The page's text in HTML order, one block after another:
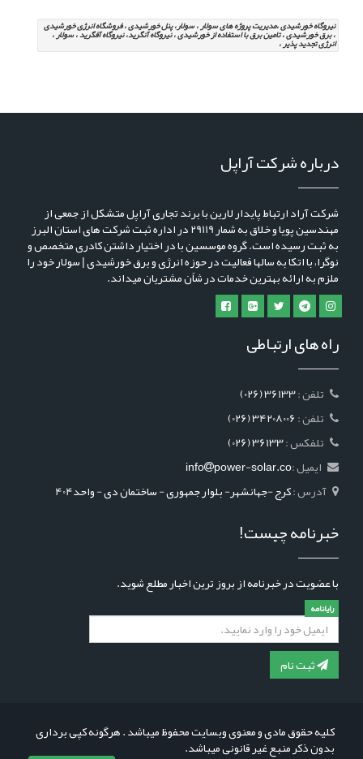
نیروگاه خورشیدی ،مدیریت پروژه های سولار ، سولار، پنل خورشیدی ، فروشگاه انرژِی خورشیدی
، برق خورشیدی ، تامین برق با استفاده از خورشیدی ، نیروگاه آنگرید، نیروگاه آفگرید ، سولار ،
انرژی تجدید پذیر ،
درباره شرکت آراپل
شرکت آراد ارتباط پایدار لارین با برند تجاری آراپل متشکل از جمعی از
مهندسین پویا و خلاق به شمار 29119 در اداره ثبت شرکت های استان البرز
به ثبت رسیده است. گروه موسسین با در اختیار داشتن کادری متخصص و
نوگرا، با اتکا به سالها فعالیت در حوزه انرژی و برق خورشیدی | سولار خود را
ملزم به ارائه بهترین خدمات در شاًن مشتریان میداند.
راه های ارتباطی
(026) 36133
(026) 34208006
(026) 36133
ایمیل :
info power-solar.co
آدرس :کرج -جهانشهر- بلوار جمهوری - ساختمان دی - واحد404
خبرنامه چیست!
با عضویت در خبرنامه از بروز ترین اخبار مطلع شوید.
رایانامه
ثبت نام
کلیه حقوق مادی و معنوی وبسایت محفوظ میباشد . هرگونه کپی برداری
بدون ذکر منبع غیر قانونی میباشد.